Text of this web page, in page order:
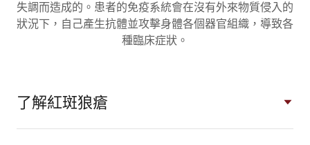
失調而造成的。患者的免疫系統會在沒有外來物質侵入的
狀況下，自己產生抗體並攻擊身體各個器官組織，導致各
種臨床症狀。
了解紅斑狼瘡